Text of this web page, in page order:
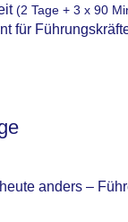
(2 Tage + 3 x 90
für
anders –